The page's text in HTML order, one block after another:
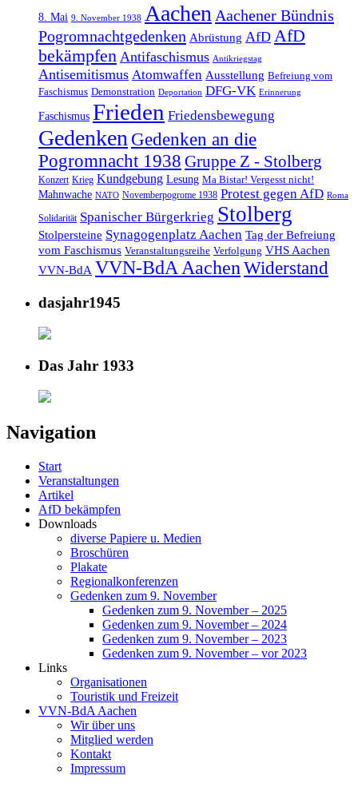
8. Mai 9. November 1938 Aachen Aachener Bündnis
Pogromnachtgedenken Abrüstung AfD AfD
bekämpfen Antifaschismus Antikriegstag
Antisemitismus Atomwaffen Ausstellung Befreiung vom
Faschismus Demonstration Deportation DFG-VK Erinnerung
Faschismus Frieden Friedensbewegung
Gedenken Gedenken an die
Pogromnacht 1938 Gruppe Z - Stolberg
Konzert Krieg Kundgebung Lesung Ma Bistar! Vergesst nicht!
Mahnwache NATO Novemberpogrome 1938 Protest gegen AfD Roma
Solidarität Spanischer Bürgerkrieg Stolberg
Stolpersteine Synagogenplatz Aachen Tag der Befreiung
vom Faschismus Veranstaltungsreihe Verfolgung VHS Aachen
VVN-BdA VVN-BdA AachenWiderstand
dasjahr1945
Das Jahr 1933
Navigation
Start
Veranstaltungen
Artikel
AfD bekämpfen
Downloads
diverse Papiere u. Medien
Broschüren
Plakate
Regionalkonferenzen
Gedenken zum 9. November
Gedenken zum 9. November – 2025
Gedenken zum 9. November – 2024
Gedenken zum 9. November – 2023
Gedenken zum 9. November – vor 2023
Links
Organisationen
Touristik und Freizeit
VVN-BdA Aachen
Wir über uns
Mitglied werden
Kontakt
Impressum